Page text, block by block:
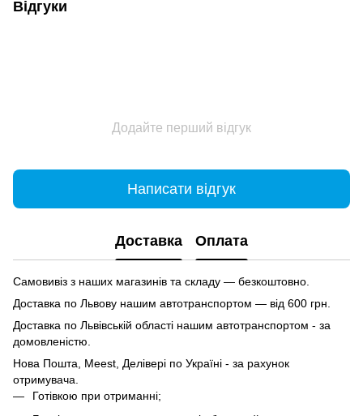
Відгуки
Додайте перший відгук
Написати відгук
Доставка Оплата
Самовивіз з наших магазинів та складу — безкоштовно.
Доставка по Львову нашим автотранспортом — від 600 грн.
Доставка по Львівській області нашим автотранспортом - за
домовленістю.
Нова Пошта, Meest, Делівері по Україні - за рахунок
отримувача.
Готівкою при отриманні;